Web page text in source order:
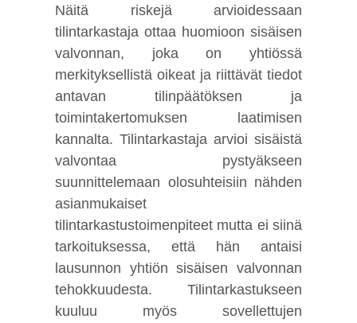
Näitä riskejä arvioidessaan
tilintarkastaja ottaa huomioon sisäisen
valvonnan, joka on yhtiössä
merkityksellistä oikeat ja riittävät tiedot
antavan tilinpäätöksen ja
toimintakertomuksen laatimisen
kannalta. Tilintarkastaja arvioi sisäistä
valvontaa pystyäkseen
suunnittelemaan olosuhteisiin nähden
asianmukaiset
tilintarkastustoimenpiteet mutta ei siinä
tarkoituksessa, että hän antaisi
lausunnon yhtiön sisäisen valvonnan
tehokkuudesta. Tilintarkastukseen
kuuluu myös sovellettujen